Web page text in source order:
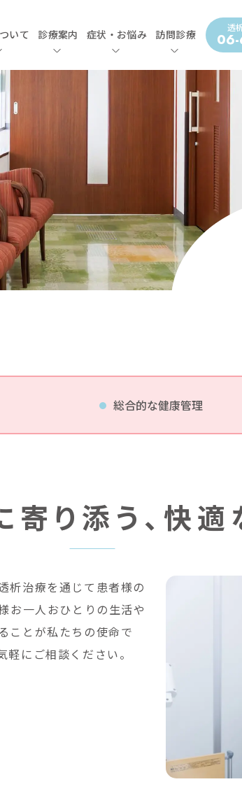
いて 診療案内 症状・お悩み 訪問診療
透
総合的な健康管理
り添う、快
析治療を通じて患者様の
お一人おひとりの生活や
ことが私たちの使命で
にご相談ください。